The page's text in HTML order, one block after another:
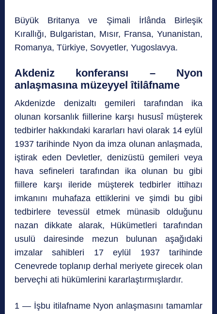
Büyük Britanya ve Şimali İrlânda Birleşik
Kırallığı, Bulgaristan, Mısır, Fransa, Yunanistan,
Romanya, Türkiye, Sovyetler, Yugoslavya.
Akdeniz konferansı – Nyon
anlaşmasına müzeyyel îtilâfname
Akdenizde denizaltı gemileri tarafından ika
olunan korsanlık fiillerine karşı hususî müşterek
tedbirler hakkındaki kararları havi olarak 14 eylül
1937 tarihinde Nyon da imza olunan anlaşmada,
iştirak eden Devletler, denizüstü gemileri veya
hava sefineleri tarafından ika olunan bu gibi
fiillere karşı ileride müşterek tedbirler ittihazı
imkanını muhafaza ettiklerini ve şimdi bu gibi
tedbirlere tevessül etmek münasib olduğunu
nazan dikkate alarak, Hükümetleri tarafından
usulü dairesinde mezun bulunan aşağıdaki
imzalar sahibleri 17 eylül 1937 tarihinde
Cenevrede toplanıp derhal meriyete girecek olan
berveçhi ati hükümlerini kararlaştırmışlardır.
1 — İşbu itilafname Nyon anlaşmasını tamamlar